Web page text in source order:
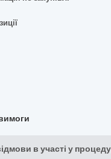
в участі у